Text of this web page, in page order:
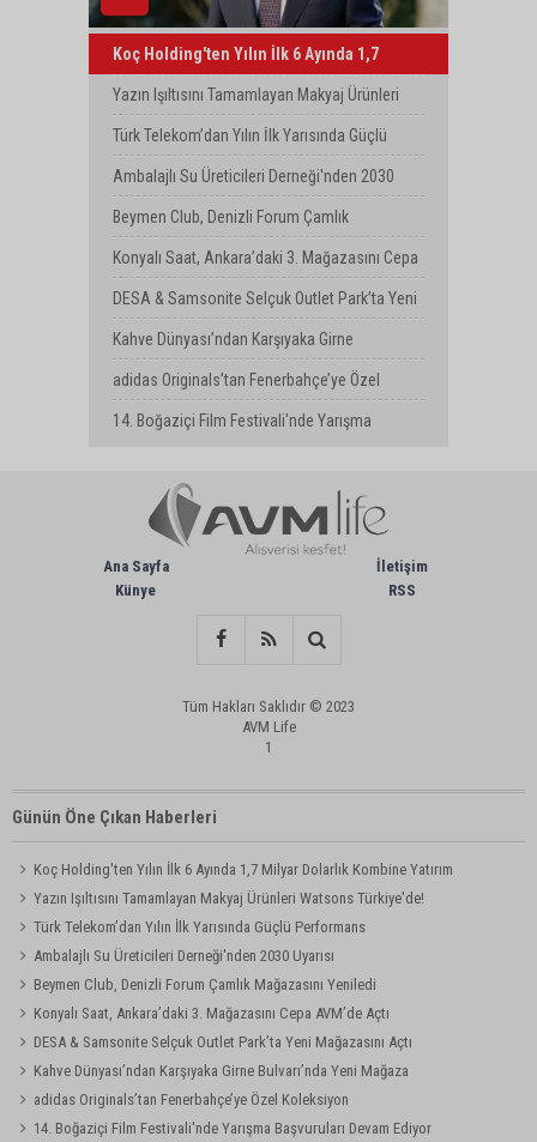
Koç Holding'ten Yılın İlk 6 Ayında 1,7
Milyar Dolarlık Kombine Yatırım
Yazın Işıltısını Tamamlayan Makyaj Ürünleri
Watsons Türkiye'de!
Türk Telekom’dan Yılın İlk Yarısında Güçlü
Performans
Ambalajlı Su Üreticileri Derneği'nden 2030
Uyarısı
Beymen Club, Denizli Forum Çamlık
Mağazasını Yeniledi
Konyalı Saat, Ankara’daki 3. Mağazasını Cepa
AVM’de Açtı
DESA & Samsonite Selçuk Outlet Park’ta Yeni
Mağazasını Açtı
Kahve Dünyası’ndan Karşıyaka Girne
Bulvarı’nda Yeni Mağaza
adidas Originals’tan Fenerbahçe’ye Özel
Koleksiyon
14. Boğaziçi Film Festivali'nde Yarışma
Ana Sayfa
Künye
İletişim
RSS
Tüm Hakları Saklıdır © 2023
AVM Life
1
Günün Öne Çıkan Haberleri
Koç Holding'ten Yılın İlk 6 Ayında 1,7 Milyar Dolarlık Kombine Yatırım
Yazın Işıltısını Tamamlayan Makyaj Ürünleri Watsons Türkiye'de!
Türk Telekom’dan Yılın İlk Yarısında Güçlü Performans
Ambalajlı Su Üreticileri Derneği'nden 2030 Uyarısı
Beymen Club, Denizli Forum Çamlık Mağazasını Yeniledi
Konyalı Saat, Ankara’daki 3. Mağazasını Cepa AVM’de Açtı
DESA & Samsonite Selçuk Outlet Park’ta Yeni Mağazasını Açtı
Kahve Dünyası’ndan Karşıyaka Girne Bulvarı’nda Yeni Mağaza
adidas Originals’tan Fenerbahçe’ye Özel Koleksiyon
14. Boğaziçi Film Festivali'nde Yarışma Başvuruları Devam Ediyor